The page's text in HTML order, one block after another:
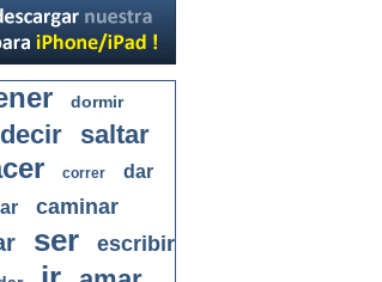
dormir
decir saltar
correr dar
caminar
ser escribir